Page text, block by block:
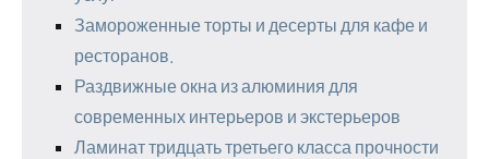
Замороженные торты и десерты для кафе и
ресторанов.
Раздвижные окна из алюминия для
современных интерьеров и экстерьеров
Ламинат тридцать третьего класса прочности